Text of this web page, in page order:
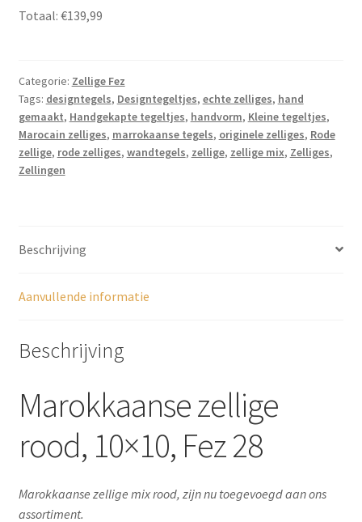
aantal
Totaal: €139,99
Categorie: Zellige Fez
Tags: designtegels, Designtegeltjes, echte zelliges, hand
gemaakt, Handgekapte tegeltjes, handvorm, Kleine tegeltjes,
Marocain zelliges, marrokaanse tegels, originele zelliges, Rode
zellige, rode zelliges, wandtegels, zellige, zellige mix, Zelliges,
Zellingen
Beschrijving
Aanvullende informatie
Beschrijving
Marokkaanse zellige
rood, 10×10, Fez 28
Marokkaanse zellige mix rood, zijn nu toegevoegd aan ons
assortiment.